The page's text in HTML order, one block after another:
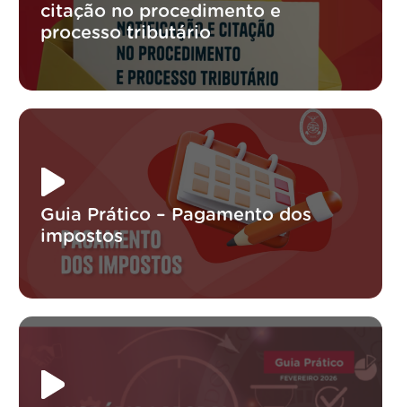
citação no procedimento e
processo tributário
Guia Prático – Pagamento dos
impostos